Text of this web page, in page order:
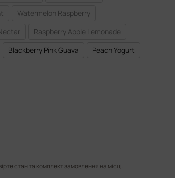
Watermelon Raspberry
Raspberry Apple Lemonade
Blackberry Pink Guava
Peach Yogurt
стан та комплект замовлення на місці.